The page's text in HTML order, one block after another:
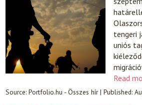
tengeri
uniós
Read
Source:Portfolio.hu - Összes hír|Published: